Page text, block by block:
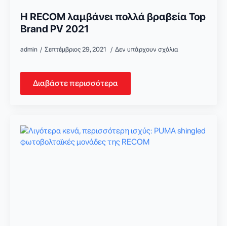
Η RECOM λαμβάνει πολλά βραβεία Top
Brand PV 2021
admin Σεπτέμβριος 29, 2021 Δεν υπάρχουν σχόλια
Διαβάστε περισσότερα